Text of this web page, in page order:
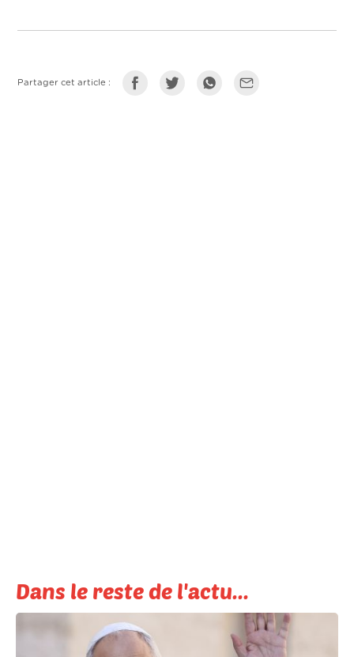
Partager cet article :
Dans le reste de l'actu...